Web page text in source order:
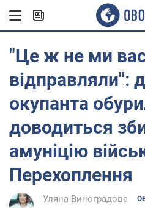
"Це ж не ми
відправляли":
окупанта
доводиться
амуніцію
Перехоплення
Уляна Виноградова